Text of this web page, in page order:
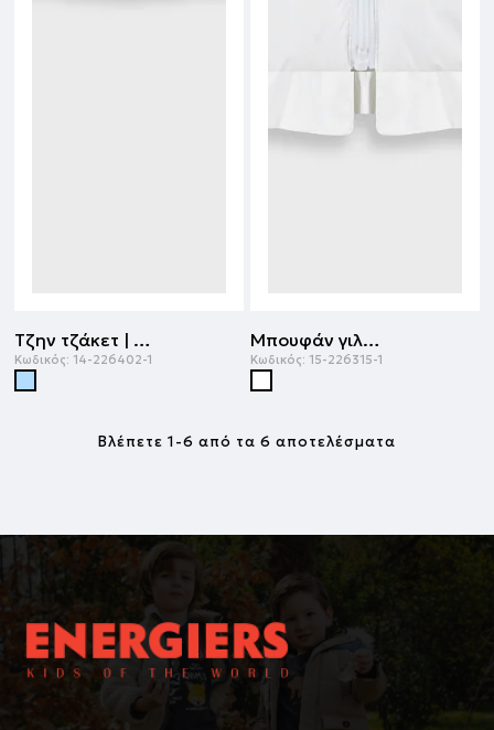
Τζην τζάκετ | ΑΝΟΙΧΤΟ ΜΠΛΕ ΤΖΗΝ
Κωδικός: 14-226402-1
Μπουφάν γιλέκο | ΛΕΥΚΟ
Κωδικός: 15-226315-1
Βλέπετε 1-6 από τα 6 αποτελέσματα